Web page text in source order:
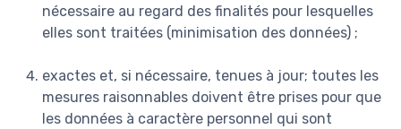
nécessaire au regard des finalités pour lesquelles
elles sont traitées (minimisation des données) ;
exactes et, si nécessaire, tenues à jour; toutes les
mesures raisonnables doivent être prises pour que
les données à caractère personnel qui sont